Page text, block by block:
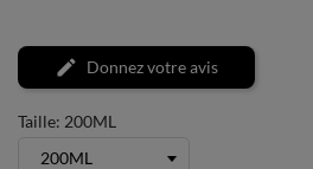
Donnez votre avis
Taille: 200ML